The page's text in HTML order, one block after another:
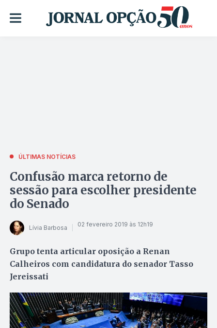
ÚLTIMAS NOTÍCIAS
Confusão marca retorno de
sessão para escolher presidente
do Senado
Lívia Barbosa 02 fevereiro 2019 às 12h19
Grupo tenta articular oposição a Renan
Calheiros com candidatura do senador Tasso
Jereissati